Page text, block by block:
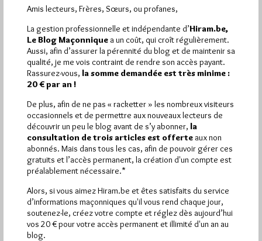
DansMaçonniques
Hier vendredi 7 août 2026, Hiram.be a reçu1 864
visites et 3 133 pages
Pirsch.io)
Plus d’informations
Quels sont les articles les plus lus du blog ?
Abonnement aux Newsletters - RSS
Amis lecteurs, Frères, Sœurs, ou profanes,
La gestion professionnelle et indépendante d’Hiram.be,
Le Blog Maçonnique a un coût, qui croît régulièrement.
Aussi, afin d’assurer la pérennité du blog et de maintenir sa
qualité, je me vois contraint de rendre son accès payant.
Rassurez-vous, la somme demandée est très minime :
20 € par an !
De plus, afin de ne pas « racketter » les nombreux visiteurs
occasionnels et de permettre aux nouveaux lecteurs de
découvrir un peu le blog avant de s’y abonner, la
consultation de trois articles est offerte aux non
abonnés. Mais dans tous les cas, afin de pouvoir gérer ces
gratuits et l’accès permanent, la création d'un compte est
préalablement nécessaire.*
Alors, si vous aimez Hiram.be et êtes satisfaits du service
d’informations maçonniques qu'il vous rend chaque jour,
soutenez-le, créez votre compte et réglez dès aujourd’hui
vos 20 € pour votre accès permanent et illimité d'un an au
blog.